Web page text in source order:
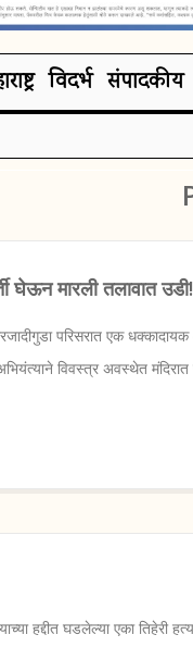
विदर्भ संपादकीय
घेऊन मारली तलावात
परिसरात एक
विवस्त्र अवस्थेत
हद्दीत घडलेल्या एका तिहेरी